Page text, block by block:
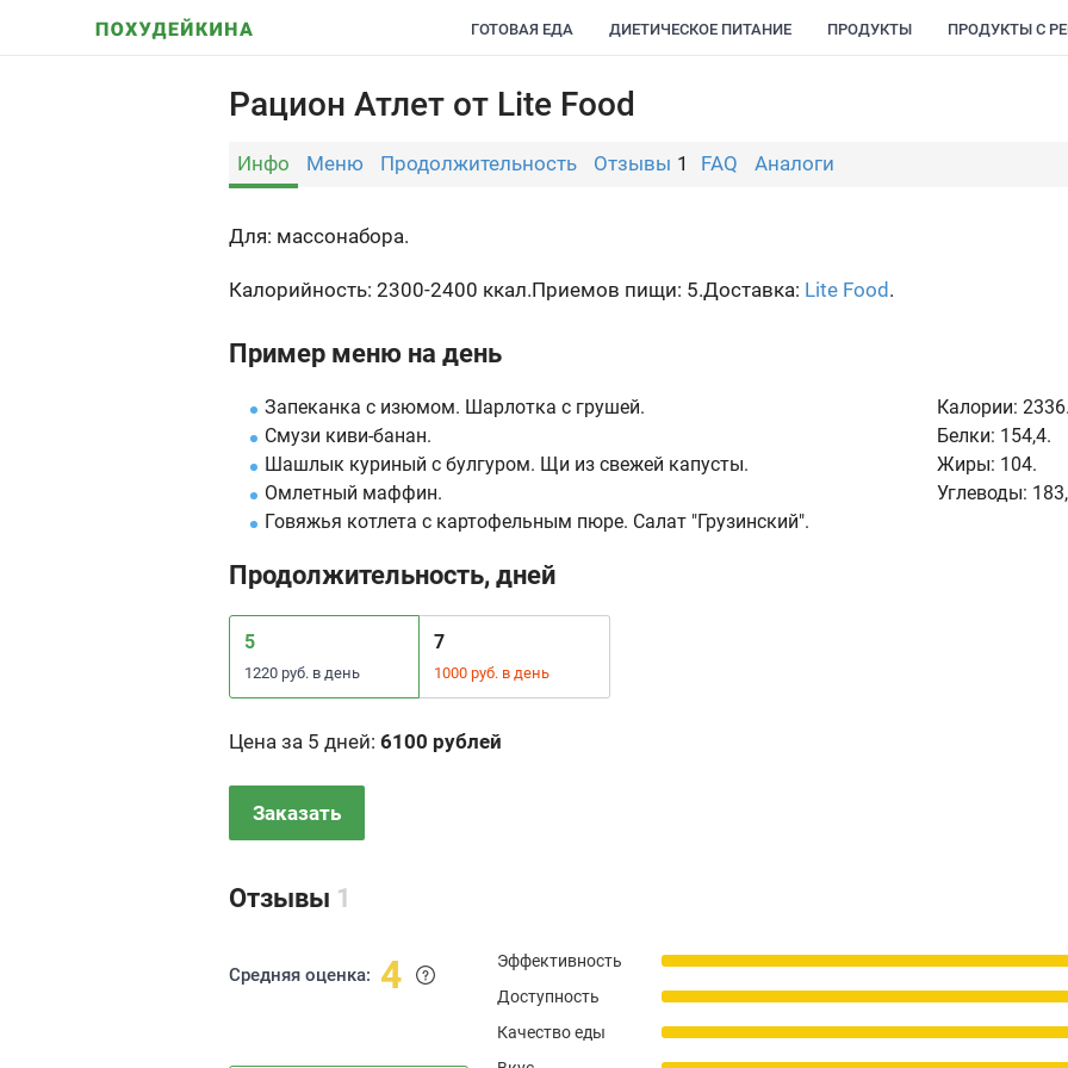
ГОТОВАЯ ЕДА ДИЕТИЧЕСКОЕ ПИТАНИЕ ПРОДУКТЫ ПРОДУКТЫ С
Рацион Атлет от Lite Food
Инфо Меню Продолжительность Отзывы 1 FAQ Аналоги
Для: массонабора.
Калорийность: 2300-2400 ккал.Приемов пищи: 5.Доставка: Lite Food .
Пример меню на день
Запеканка с изюмом. Шарлотка с грушей.
Смузи киви-банан.
Шашлык куриный с булгуром. Щи из свежей капусты.
Омлетный маффин.
Говяжья котлета с картофельным пюре. Салат "Грузинский".
Калории: 2336.
Белки: 154,4.
Жиры: 104.
Углеводы:
Продолжительность, дней
5
1220 руб. в день
7
1000 руб. в день
Цена за 5 дней: 6100 рублей
Заказать
Отзывы 1
Средняя оценка: 4 Эффективность
Доступность
Качество еды